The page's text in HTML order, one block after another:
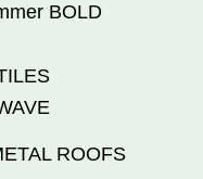
BOLD
ROOFS
valberedning har
Inrikes Tidningar samt